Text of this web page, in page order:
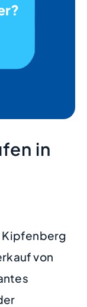
in
Kipfenberg
von